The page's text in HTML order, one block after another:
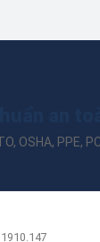
OSHA, PPE,